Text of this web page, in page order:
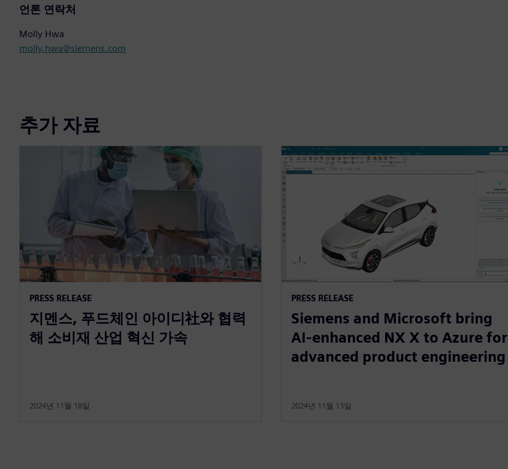
언론 연락처
Molly Hwa
molly.hwa@siemens.com
추가 자료
PRESS RELEASE
지멘스, 푸드체인 아이디社와 협력
해 소비재 산업 혁신 가속
2024년 11월 18일
PRESS RELEASE
Siemens and Microsoft bring
AI-enhanced NX X to Azure for
advanced product engineering
2024년 11월 13일